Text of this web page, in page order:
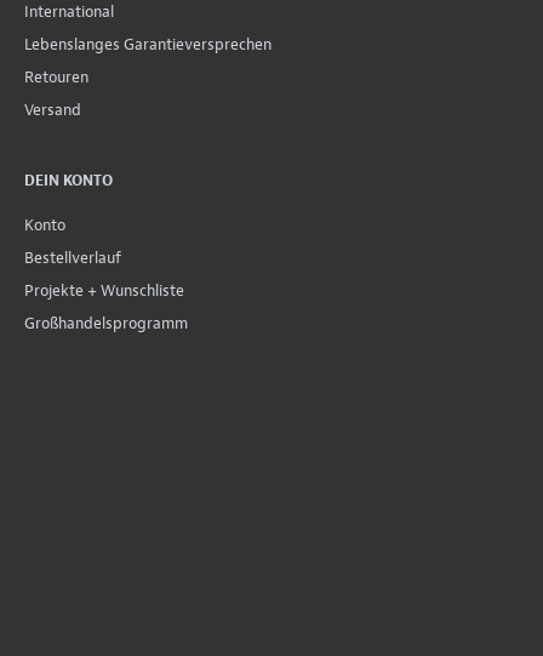
International
Lebenslanges Garantieversprechen
Retouren
Versand
DEIN KONTO
Konto
Bestellverlauf
Projekte + Wunschliste
Großhandelsprogramm